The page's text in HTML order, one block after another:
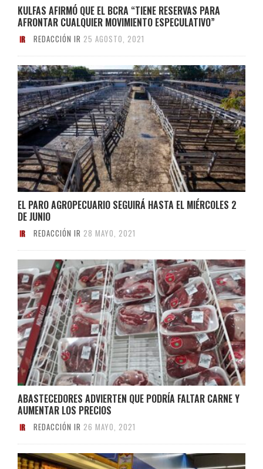
KULFAS AFIRMÓ QUE EL BCRA “TIENE RESERVAS PARA
AFRONTAR CUALQUIER MOVIMIENTO ESPECULATIVO”
REDACCIÓN IR 25 AGOSTO, 2021
EL PARO AGROPECUARIO SEGUIRÁ HASTA EL MIÉRCOLES 2
DE JUNIO
REDACCIÓN IR 28 MAYO, 2021
ABASTECEDORES ADVIERTEN QUE PODRÍA FALTAR CARNE Y
AUMENTAR LOS PRECIOS
REDACCIÓN IR 26 MAYO, 2021